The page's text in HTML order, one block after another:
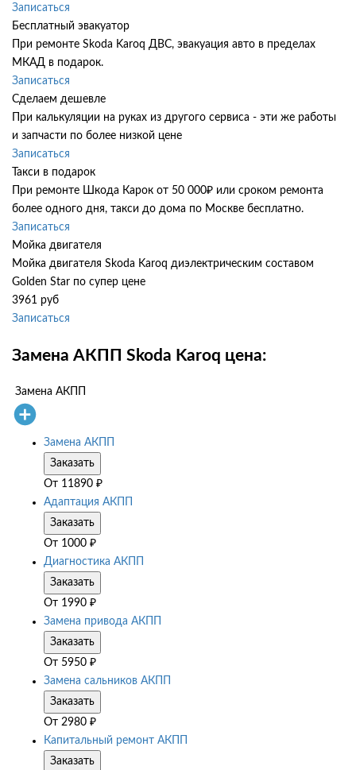
Записаться
Бесплатный эвакуатор
При ремонте Skoda Karoq ДВС, эвакуация авто в пределах
МКАД в подарок.
Записаться
Сделаем дешевле
При калькуляции на руках из другого сервиса - эти же работы
и запчасти по более низкой цене
Записаться
Такси в подарок
При ремонте Шкода Карок от 50 000₽ или сроком ремонта
более одного дня, такси до дома по Москве бесплатно.
Записаться
Мойка двигателя
Мойка двигателя Skoda Karoq диэлектрическим составом
Golden Star по супер цене
3961 руб
Записаться
Замена АКПП Skoda Karoq цена:
Замена АКПП
Замена АКПП
Заказать
От 11890 ₽
Адаптация АКПП
Заказать
От 1000 ₽
Диагностика АКПП
Заказать
От 1990 ₽
Замена привода АКПП
Заказать
От 5950 ₽
Замена сальников АКПП
Заказать
От 2980 ₽
Капитальный ремонт АКПП
Заказать